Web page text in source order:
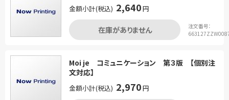
金額小計(税込) 2,640円
在庫がありません
注文番号：
Moi je コミュニケーション 第３版 【個別注
文対応】
金額小計(税込) 2,970円